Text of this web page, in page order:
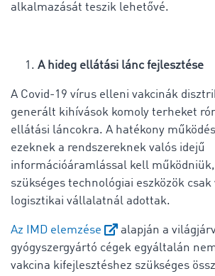
alkalmazását teszik lehetővé.
A hideg ellátási lánc fejlesztése
A Covid-19 vírus elleni vakcinák
generált kihívások komoly terheket
ellátási láncokra. A hatékony
ezeknek a rendszereknek valós idejű
információáramlással kell
szükséges technológiai eszközök csak
logisztikai vállalatnál adottak.
Az IMD elemzése
alapján a
gyógyszergyártó cégek egyáltalán
vakcina kifejlesztéshez szükséges